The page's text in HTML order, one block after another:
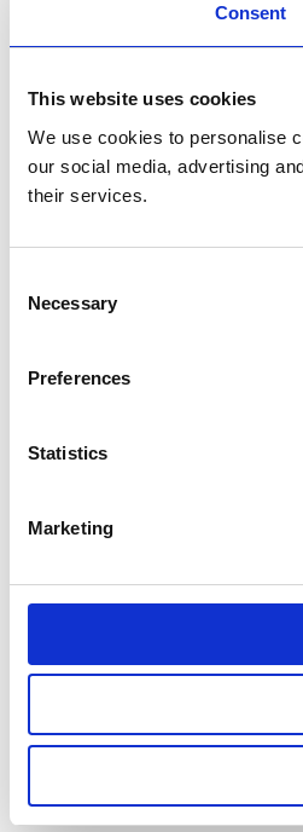
Consent
This website uses cookies
We use cookies to personalise
our social media, advertising
their services.
Selection
Necessary
Preferences
Statistics
Marketing